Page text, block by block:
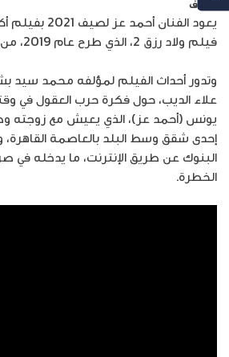
العارف
يعود الفنان
فيلم ولاد رزق 2، الذي طرح عام 2019، من خلال فيلم العارف.
وتدور أحداث الفيلم لمؤلفه محمد سيد
علاء الديب، حول فكرة حرب العقول في
يونس (أحمد عز)، الذي يعيش مع زوجته
إحدى شقق وسط البلد بالعاصمة القاهرة،
البنوك عن طريق الإنترنت، ما يدخله في
الخطرة.